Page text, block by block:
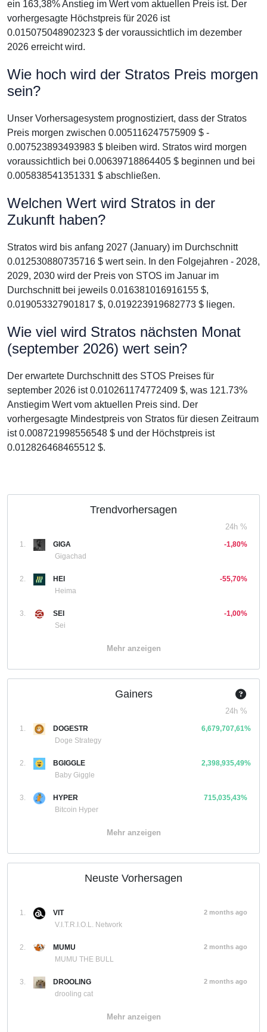
ein 163,38% Anstieg im Wert vom aktuellen Preis ist. Der
vorhergesagte Höchstpreis für 2026 ist
0.015075048902323 $ der voraussichtlich im dezember
2026 erreicht wird.
Wie hoch wird der Stratos Preis morgen
sein?
Unser Vorhersagesystem prognostiziert, dass der Stratos
Preis morgen zwischen 0.005116247575909 $ -
0.007523893493983 $ bleiben wird. Stratos wird morgen
voraussichtlich bei 0.00639718864405 $ beginnen und bei
0.005838541351331 $ abschließen.
Welchen Wert wird Stratos in der
Zukunft haben?
Stratos wird bis anfang 2027 (January) im Durchschnitt
0.012530880735716 $ wert sein. In den Folgejahren - 2028,
2029, 2030 wird der Preis von STOS im Januar im
Durchschnitt bei jeweils 0.016381016916155 $,
0.019053327901817 $, 0.019223919682773 $ liegen.
Wie viel wird Stratos nächsten Monat
(september 2026) wert sein?
Der erwartete Durchschnitt des STOS Preises für
september 2026 ist 0.010261174772409 $, was 121.73%
Anstiegim Wert vom aktuellen Preis sind. Der
vorhergesagte Mindestpreis von Stratos für diesen Zeitraum
ist 0.008721998556548 $ und der Höchstpreis ist
0.012826468465512 $.
Trendvorhersagen
24h %
1.
GIGA
Gigachad
-1,80%
2.
HEI
Heima
-55,70%
3.
SEI
Sei
-1,00%
Mehr anzeigen
Gainers
24h %
1.
DOGESTR
Doge Strategy
6,679,707,61%
2.
BGIGGLE
Baby Giggle
2,398,935,49%
3.
HYPER
Bitcoin Hyper
715,035,43%
Mehr anzeigen
Neuste Vorhersagen
1.
VIT
V.I.T.R.I.O.L. Network
2 months ago
2.
MUMU
MUMU THE BULL
2 months ago
3.
DROOLING
drooling cat
2 months ago
Mehr anzeigen